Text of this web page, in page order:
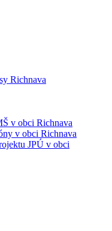
Richnava
v obci Richnava
v obci Richnava
JPÚ v obci